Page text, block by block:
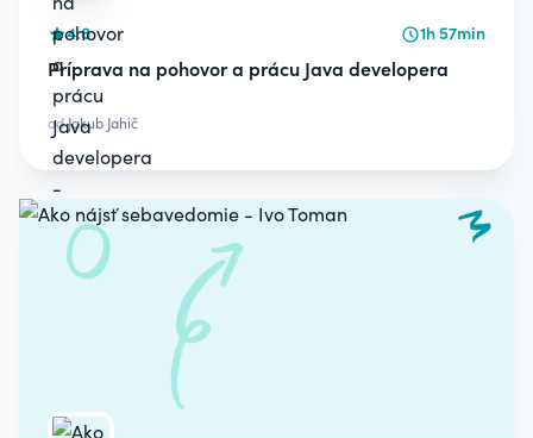
4.8 1h 57min
Príprava na pohovor a prácu Java developera
odJakub Jahič